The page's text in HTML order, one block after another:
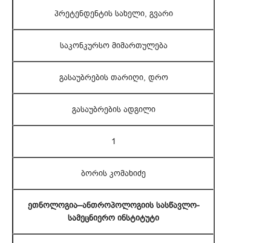
პრეტენდენტის სახელი, გვარი
საკონკურსო მიმართულება
გასაუბრების თარიღი, დრო
გასაუბრების ადგილი
1
ბორის კომახიძე
ეთნოლოგია–ანთროპოლოგიის სასწავლო-
სამეცნიერო ინსტიტუტი